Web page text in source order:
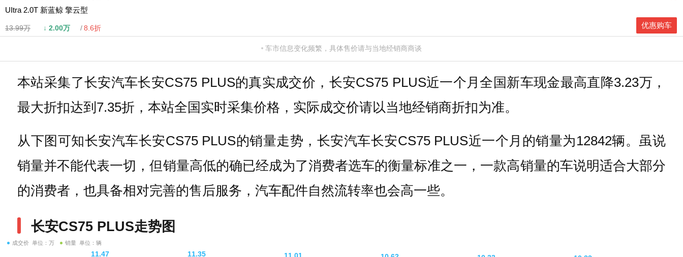
UItra 2.0T 新蓝鲸 擎云型
13.99万 ↓ 2.00万 8.6折 优惠购车
车市信息变化频繁，具体售价请与当地经销商商谈
本站采集了长安汽车长安CS75 PLUS的真实成交价，长安CS75 PLUS近一个月全国新车现金最高直降3.23万，
最大折扣达到7.35折，本站全国实时采集价格，实际成交价请以当地经销商折扣为准。
从下图可知长安汽车长安CS75 PLUS的销量走势，长安汽车长安CS75 PLUS近一个月的销量为12842辆。虽说
销量并不能代表一切，但销量高低的确已经成为了消费者选车的衡量标准之一，一款高销量的车说明适合大部分
的消费者，也具备相对完善的售后服务，汽车配件自然流转率也会高一些。
长安CS75 PLUS走势图
成交价 单位：万 销量 单位：辆